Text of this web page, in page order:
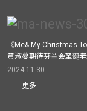
《Me& My Christmas
黄淑蔓期待芬兰会圣诞
2024-11-30
更多